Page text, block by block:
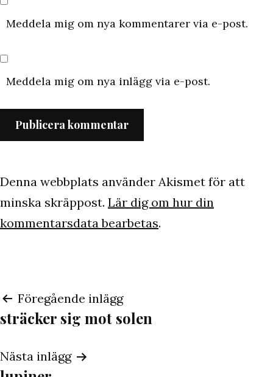
Meddela mig om nya kommentarer via e-post.
Meddela mig om nya inlägg via e-post.
Denna webbplats använder Akismet för att
minska skräppost. Lär dig om hur din
kommentarsdata bearbetas.
Inläggsnavigering
Föregående inlägg
sträcker sig mot solen
Nästa inlägg